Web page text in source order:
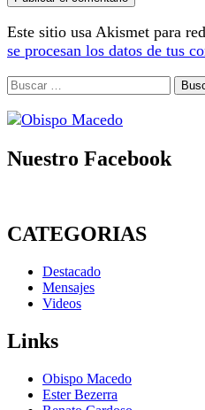
Este sitio usa Akismet para
se procesan los datos de tus
Buscar:
Nuestro Facebook
CATEGORIAS
Destacado
Mensajes
Videos
Links
Obispo Macedo
Ester Bezerra